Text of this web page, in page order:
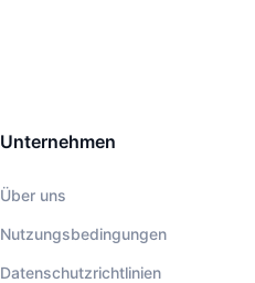
Unternehmen
Über uns
Nutzungsbedingungen
Datenschutzrichtlinien